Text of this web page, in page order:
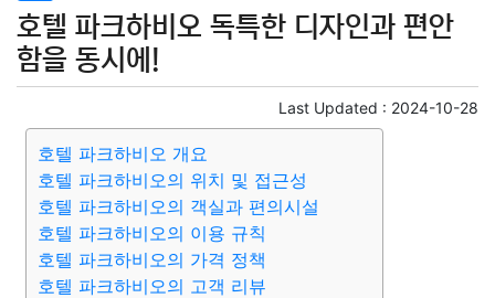
호텔 파크하비오 독특한 디자인과 편안
함을 동시에!
Last Updated : 2024-10-28
호텔 파크하비오 개요
호텔 파크하비오의 위치 및 접근성
호텔 파크하비오의 객실과 편의시설
호텔 파크하비오의 이용 규칙
호텔 파크하비오의 가격 정책
호텔 파크하비오의 고객 리뷰